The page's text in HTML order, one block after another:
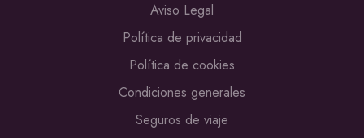
Aviso Legal
Política de privacidad
Política de cookies
Condiciones generales
Seguros de viaje